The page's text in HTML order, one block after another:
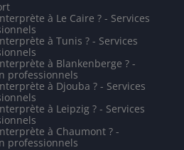
à Le Caire ? - Services
à Tunis ? - Services
à Blankenberge ? -
professionnels
à Djouba ? - Services
à Leipzig ? - Services
à Chaumont ? -
professionnels